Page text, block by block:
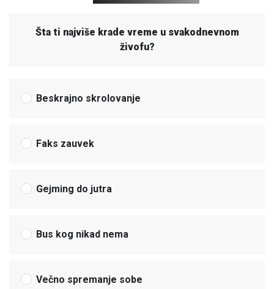
Šta ti najviše krade vreme u svakodnevnom
živofu?
Beskrajno skrolovanje
Faks zauvek
Gejming do jutra
Bus kog nikad nema
Večno spremanje sobe